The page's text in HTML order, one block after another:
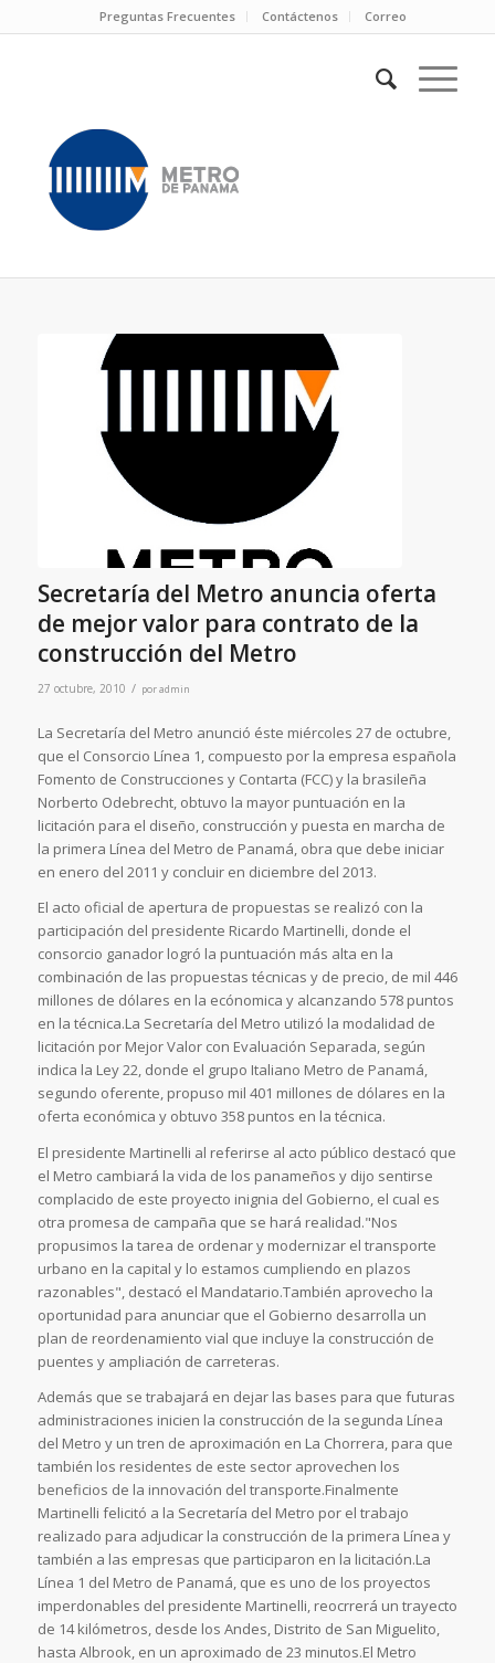
Preguntas Frecuentes Contáctenos Correo
Secretaría del Metro anuncia oferta
de mejor valor para contrato de la
construcción del Metro
27 octubre, 2010 / poradmin
La Secretaría del Metro anunció éste miércoles 27 de octubre,
que el Consorcio Línea 1, compuesto por la empresa española
Fomento de Construcciones y Contarta (FCC) y la brasileña
Norberto Odebrecht, obtuvo la mayor puntuación en la
licitación para el diseño, construcción y puesta en marcha de
la primera Línea del Metro de Panamá, obra que debe iniciar
en enero del 2011 y concluir en diciembre del 2013.
El acto oficial de apertura de propuestas se realizó con la
participación del presidente Ricardo Martinelli, donde el
consorcio ganador logró la puntuación más alta en la
combinación de las propuestas técnicas y de precio, de mil 446
millones de dólares en la ecónomica y alcanzando 578 puntos
en la técnica.La Secretaría del Metro utilizó la modalidad de
licitación por Mejor Valor con Evaluación Separada, según
indica la Ley 22, donde el grupo Italiano Metro de Panamá,
segundo oferente, propuso mil 401 millones de dólares en la
oferta económica y obtuvo 358 puntos en la técnica.
El presidente Martinelli al referirse al acto público destacó que
el Metro cambiará la vida de los panameños y dijo sentirse
complacido de este proyecto inignia del Gobierno, el cual es
otra promesa de campaña que se hará realidad."Nos
propusimos la tarea de ordenar y modernizar el transporte
urbano en la capital y lo estamos cumpliendo en plazos
razonables", destacó el Mandatario.También aprovecho la
oportunidad para anunciar que el Gobierno desarrolla un
plan de reordenamiento vial que incluye la construcción de
puentes y ampliación de carreteras.
Además que se trabajará en dejar las bases para que futuras
administraciones inicien la construcción de la segunda Línea
del Metro y un tren de aproximación en La Chorrera, para que
también los residentes de este sector aprovechen los
beneficios de la innovación del transporte.Finalmente
Martinelli felicitó a la Secretaría del Metro por el trabajo
realizado para adjudicar la construcción de la primera Línea y
también a las empresas que participaron en la licitación.La
Línea 1 del Metro de Panamá, que es uno de los proyectos
imperdonables del presidente Martinelli, reocrrerá un trayecto
de 14 kilómetros, desde los Andes, Distrito de San Miguelito,
hasta Albrook, en un aproximado de 23 minutos.El Metro